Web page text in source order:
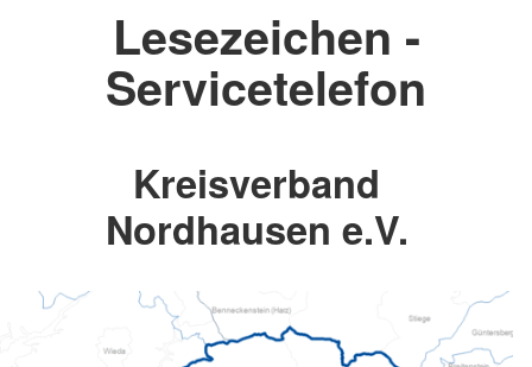
Lesezeichen -
Servicetelefon
Kreisverband
Nordhausen e.V.